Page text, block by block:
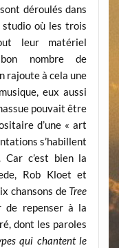
déroulés dans
studio où les trois
leur matériel
nombre de
rajoute à cela une
eux aussi
pouvait être
d’une « art
s’habillent
c’est bien la
Rob Kloet et
chansons de Tree
de repenser à la
dont les paroles
qui chantent le